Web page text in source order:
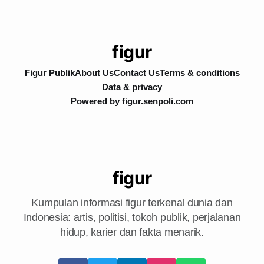
figur
Figur PublikAbout UsContact UsTerms & conditions
Data & privacy
Powered by figur.senpoli.com
figur
Kumpulan informasi figur terkenal dunia dan
Indonesia: artis, politisi, tokoh publik, perjalanan
hidup, karier dan fakta menarik.